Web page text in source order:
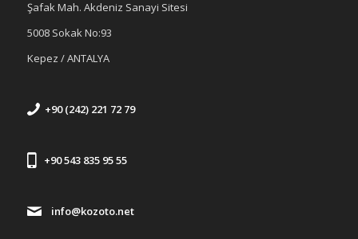
Şafak Mah. Akdeniz Sanayi Sitesi
5008 Sokak No:93
Kepez / ANTALYA
+90 (242) 221 72 79
+90 543 835 95 55
info@kozoto.net